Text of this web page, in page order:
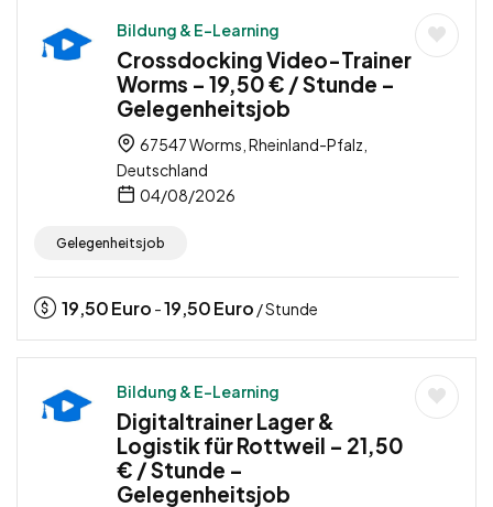
Bildung & E-Learning
Crossdocking Video-Trainer
Worms – 19,50 € / Stunde –
Gelegenheitsjob
67547 Worms, Rheinland-Pfalz,
Deutschland
04/08/2026
Gelegenheitsjob
19,50Euro -19,50Euro / Stunde
Bildung & E-Learning
Digitaltrainer Lager &
Logistik für Rottweil – 21,50
€ / Stunde –
Gelegenheitsjob